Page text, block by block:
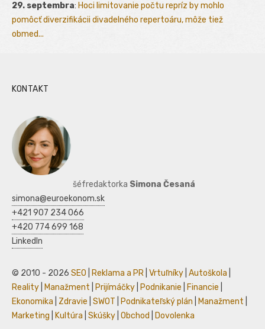
29. septembra: Hoci limitovanie počtu repríz by mohlo
pomôcť diverzifikácii divadelného repertoáru, môže tiež
obmed...
KONTAKT
šéfredaktorka Simona Česaná
simona@euroekonom.sk
+421 907 234 066
+420 774 699 168
LinkedIn
© 2010 - 2026 SEO Reklama a PR Vrtuľníky Autoškola
Reality
Manažment Prijímáčky Podnikanie Financie
Ekonomika
Zdravie SWOT Podnikateľský plán Manažment
Marketing
Kultúra Skúšky Obchod Dovolenka